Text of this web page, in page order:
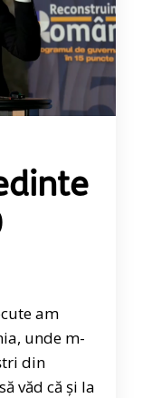
am
unde m-
din
văd că și la